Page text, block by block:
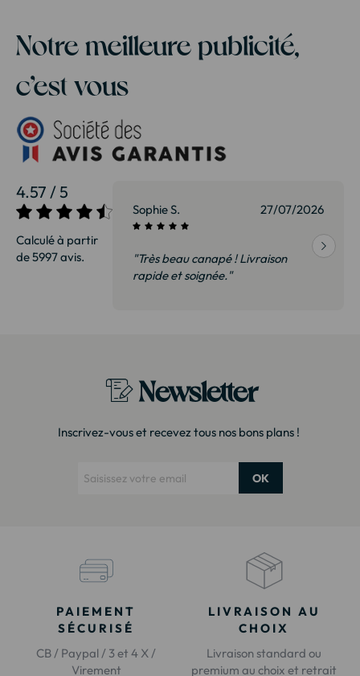
Notre meilleure publicité,
c’est vous
4.57 / 5
Calculé à partir
de 5997 avis.
27/07/2026 Sophie S. 27/07/2026
"Très beau canapé ! Livraison
rapide et soignée."
Newsletter
Inscrivez-vous et recevez tous nos bons plans !
OK
PAIEMENT
SÉCURISÉ
CB / Paypal / 3 et 4 X /
Virement
LIVRAISON AU
CHOIX
Livraison standard ou
premium au choix et retrait